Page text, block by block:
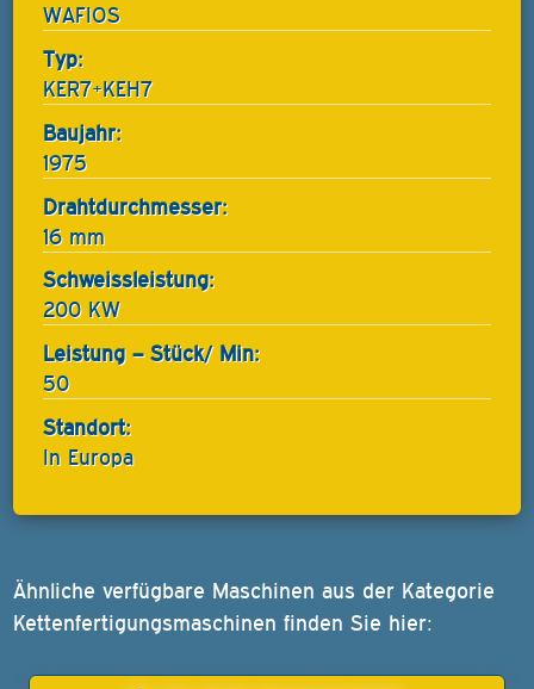
WAFIOS
Typ:
KER7+KEH7
Baujahr:
1975
Drahtdurchmesser:
16 mm
Schweissleistung:
200 KW
Leistung – Stück/ Min:
50
Standort:
In Europa
Ähnliche verfügbare Maschinen aus der Kategorie
Kettenfertigungsmaschinen finden Sie hier: